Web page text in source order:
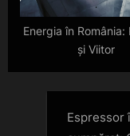
Energia în România:
și Viitor
Espressor